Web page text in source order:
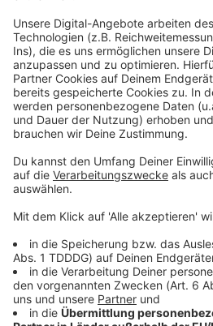
Du möchtest uns
Studio Hotline
DAS KÖNNTE DICH AUCH